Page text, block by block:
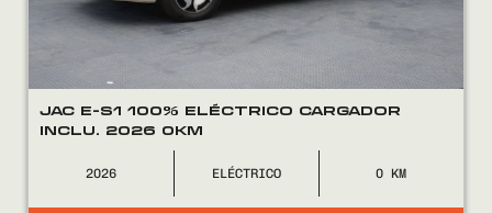
CONTACTO
08002525
JAC E-S1 100% ELÉCTRICO CARGADOR
INCLU. 2026 0KM
2026 ELÉCTRICO 0